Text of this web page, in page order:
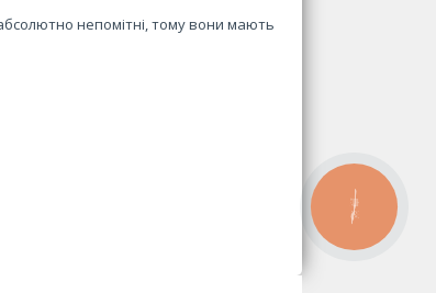
абсолютно непомітні, тому вони мають
КНОПКА
ЗВ'ЯЗКУ